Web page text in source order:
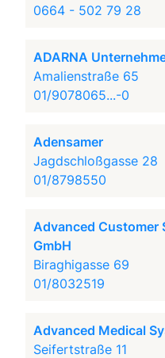
0664 - 502 79 28
ADARNA
Amalienstraße 65
01/9078065...-0
Adensamer
Jagdschloßgasse 28
01/8798550
Advanced Customer
GmbH
Biraghigasse 69
01/8032519
Advanced Medical
Seifertstraße 11